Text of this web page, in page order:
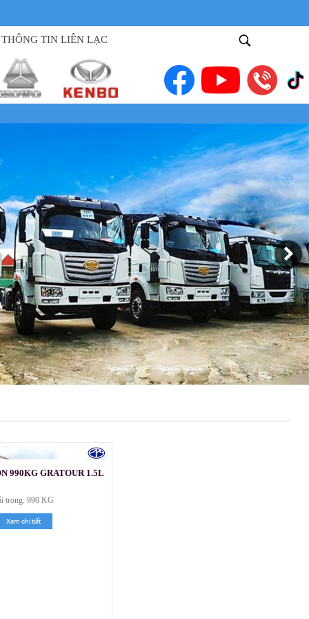
THÔNG TIN LIÊN LẠC
990KG GRATOUR 1.5L
trọng: 990 KG
Xem chi tiết